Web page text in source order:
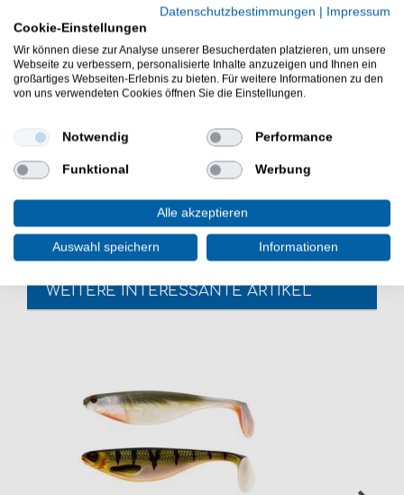
schlanker Körper, Kerbe vor dem Schwanzbereich
Varianten mit eingearbeiteter Folie
Schaufelschwanz (paddle tail)
naturgetreu handbemalt
Größe: 13cm
Lieferumfang: 5 Gummifische in der gewählten
Hecht, Barsch und Zander. - Der Westin HypoTeez ist
WEITERE INTERESSANTE ARTIKEL
Datenschutzbestimmungen | Impressum
Cookie-Einstellungen
Wir können diese zur Analyse unserer Besucherdaten platzieren, um unsere
Webseite zu verbessern, personalisierte Inhalte anzuzeigen und Ihnen ein
großartiges Webseiten-Erlebnis zu bieten. Für weitere Informationen zu den
von uns verwendeten Cookies öffnen Sie die Einstellungen.
Notwendig Performance
Funktional Werbung
Alle akzeptieren
Auswahl speichern Informationen